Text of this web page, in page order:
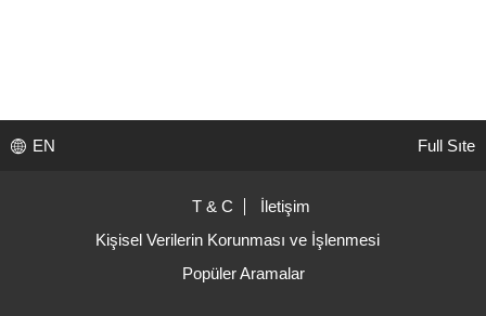
EN Full Sıte
T & C
İletişim
Kişisel Verilerin Korunması ve İşlenmesi
Popüler Aramalar